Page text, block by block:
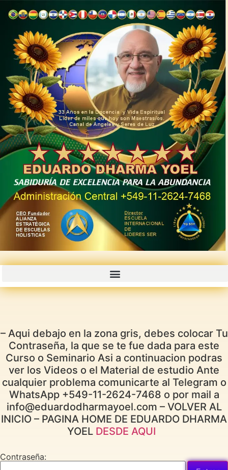
– Aqui debajo en la zona gris, debes colocar Tu
Contraseña, la que se te fue dada para este
Curso o Seminario Asi a continuacion podras
ver los Videos o el Material de estudio Ante
cualquier problema comunicarte al Telegram o
WhatsApp +549-11-2624-7468 o por mail a
info@eduardodharmayoel.com – VOLVER AL
INICIO – PAGINA HOME DE EDUARDO DHARMA
YOEL DESDE AQUI
Contraseña: